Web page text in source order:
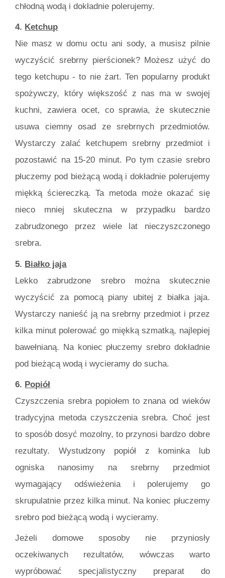
chłodną wodą i dokładnie polerujemy.
4. Ketchup
Nie masz w domu octu ani sody, a musisz pilnie
wyczyścić srebrny pierścionek? Możesz użyć do
tego ketchupu - to nie żart. Ten popularny produkt
spożywczy, który większość z nas ma w swojej
kuchni, zawiera ocet, co sprawia, że skutecznie
usuwa ciemny osad ze srebrnych przedmiotów.
Wystarczy zalać ketchupem srebrny przedmiot i
pozostawić na 15-20 minut. Po tym czasie srebro
płuczemy pod bieżącą wodą i dokładnie polerujemy
miękką ściereczką. Ta metoda może okazać się
nieco mniej skuteczna w przypadku bardzo
zabrudzonego przez wiele lat nieczyszczonego
srebra.
5. Białko jaja
Lekko zabrudzone srebro można skutecznie
wyczyścić za pomocą piany ubitej z białka jaja.
Wystarczy nanieść ją na srebrny przedmiot i przez
kilka minut polerować go miękką szmatką, najlepiej
bawełnianą. Na koniec płuczemy srebro dokładnie
pod bieżącą wodą i wycieramy do sucha.
6. Popiół
Czyszczenia srebra popiołem to znana od wieków
tradycyjna metoda czyszczenia srebra. Choć jest
to sposób dosyć mozolny, to przynosi bardzo dobre
rezultaty. Wystudzony popiół z kominka lub
ogniska nanosimy na srebrny przedmiot
wymagający odświeżenia i polerujemy go
skrupulatnie przez kilka minut. Na koniec płuczemy
srebro pod bieżącą wodą i wycieramy.
Jeżeli domowe sposoby nie przyniosły
oczekiwanych rezultatów, wówczas warto
wypróbować specjalistyczny preparat do